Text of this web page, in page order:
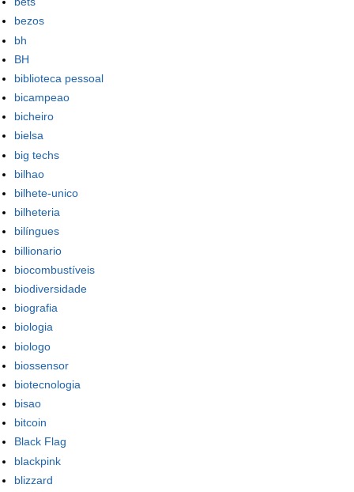
bezos
bh
BH
biblioteca pessoal
bicampeao
bicheiro
bielsa
big techs
bilhao
bilhete-unico
bilheteria
bilíngues
billionario
biocombustíveis
biodiversidade
biografia
biologia
biologo
biossensor
biotecnologia
bisao
bitcoin
Black Flag
blackpink
blizzard